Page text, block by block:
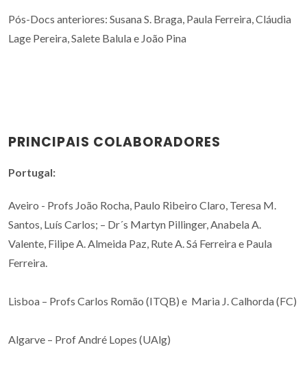
Pós-Docs anteriores: Susana S. Braga, Paula Ferreira, Cláudia
Lage Pereira, Salete Balula e João Pina
PRINCIPAIS COLABORADORES
Portugal:
Aveiro - Profs João Rocha, Paulo Ribeiro Claro, Teresa M.
Santos, Luís Carlos; – Dr´s Martyn Pillinger, Anabela A.
Valente, Filipe A. Almeida Paz, Rute A. Sá Ferreira e Paula
Ferreira.
Lisboa – Profs Carlos Romão (ITQB) e Maria J. Calhorda (FC)
Algarve – Prof André Lopes (UAlg)